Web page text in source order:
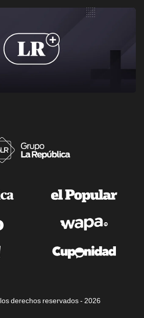
derechos reservados - 2026